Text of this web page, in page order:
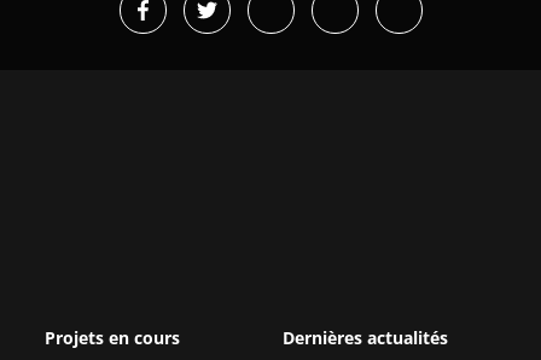
CPCCAF
croissance forte mais des réf...